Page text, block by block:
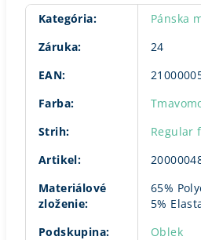
Kategória:
Pánska
Záruka:
24
EAN:
Farba:
Strih:
Regular
Artikel:
Materiálové
zloženie:
65%
5%
Podskupina: Oblek